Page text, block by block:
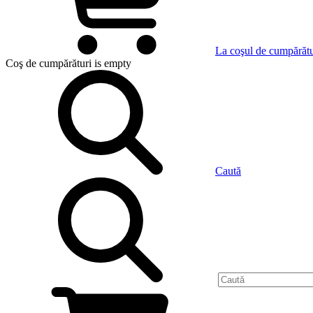
La coşul de
Coş de cumpărături is empty
Caută